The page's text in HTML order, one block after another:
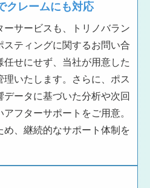
クレームにも対応
ーサービスも、トリノバラン
スティングに関するお問い合
せにせず、当社が用意した
理いたします。さらに、ポス
ータに基づいた分析や次回
フターサポートをご用意。
め、継続的なサポート体制を